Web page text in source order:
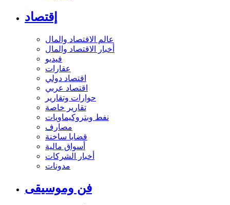
إقتصاد
عالم الاقتصاد والمال
أخبار الاقتصاد والمال
فيديو
عقارات
اقتصاد دولي
اقتصاد عربي
حوارات وتقارير
تقارير خاصة
نفط وبتروكيماويات
مصارف
قضايا ساخنة
أسواق مالية
أخبار الشركات
مدونات
فن وموسيقى